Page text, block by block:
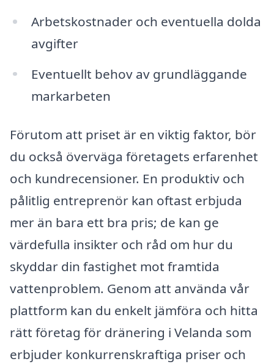
Arbetskostnader och eventuella dolda
avgifter
Eventuellt behov av grundläggande
markarbeten
Förutom att priset är en viktig faktor, bör
du också överväga företagets erfarenhet
och kundrecensioner. En produktiv och
pålitlig entreprenör kan oftast erbjuda
mer än bara ett bra pris; de kan ge
värdefulla insikter och råd om hur du
skyddar din fastighet mot framtida
vattenproblem. Genom att använda vår
plattform kan du enkelt jämföra och hitta
rätt företag för dränering i Velanda som
erbjuder konkurrenskraftiga priser och